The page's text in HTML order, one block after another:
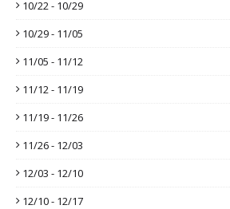
10/22 - 10/29
10/29 - 11/05
11/05 - 11/12
11/12 - 11/19
11/19 - 11/26
11/26 - 12/03
12/03 - 12/10
12/10 - 12/17